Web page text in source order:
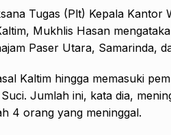
Tugas (Plt) Kepala Kantor
Mukhlis Hasan
Paser Utara, Samarinda,
Kaltim hingga memasuki
Jumlah ini, kata dia,
4 orang yang meninggal.